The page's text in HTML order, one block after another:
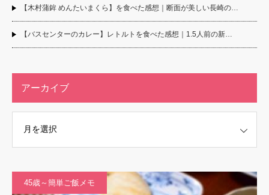
【木村蒲鉾 めんたいまくら】を食べた感想｜断面が美しい長崎の…
【バスセンターのカレー】レトルトを食べた感想｜1.5人前の新…
アーカイブ
45歳～簡単ご飯メモ